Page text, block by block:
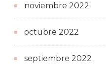
noviembre 2022
octubre 2022
septiembre 2022